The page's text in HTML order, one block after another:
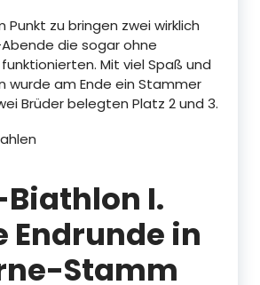
Punkt zu bringen zwei wirklich
die sogar ohne
Mit viel Spaß und
wurde am Ende ein Stammer
Brüder belegten Platz 2 und 3.
I.
Endrunde in
Stamm